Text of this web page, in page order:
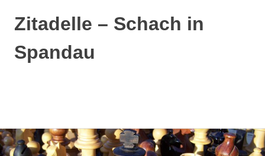
Zum
Inhalt
Zitadelle – Schach in
Spandau